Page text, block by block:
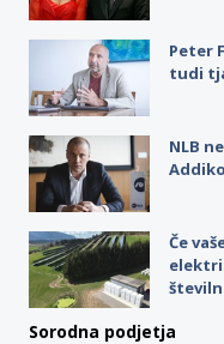
Peter
tudi
NLB
Če
Sorodna podjetja